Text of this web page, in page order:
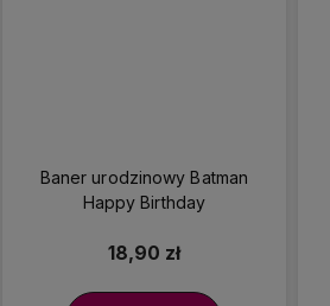
Baner urodzinowy Batman
Happy Birthday
18,90 zł